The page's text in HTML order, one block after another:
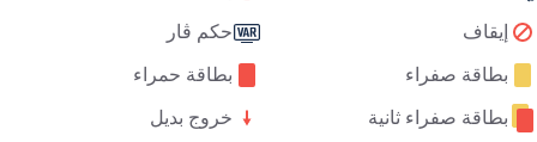
إيقاف حكم ڤار
بطاقة صفراء بطاقة حمراء
بطاقة صفراء ثانية خروج بديل